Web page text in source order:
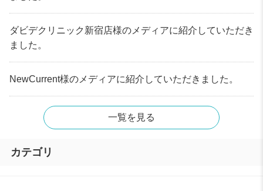
ダビデクリニック新宿店様のメディアに紹介していただき
ました。
NewCurrent様のメディアに紹介していただきました。
一覧を見る
カテゴリ